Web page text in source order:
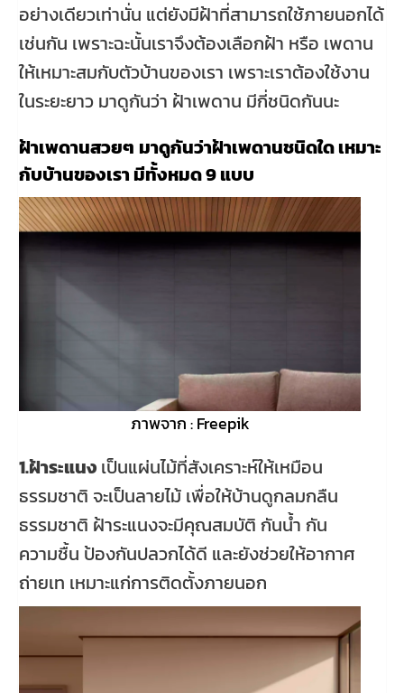
อย่างเดียวเท่านั่น แต่ยังมีฝ้าที่สามารถใช้ภายนอกได้
เช่นกัน เพราะฉะนั้นเราจึงต้องเลือกฝ้า หรือ เพดาน
ให้เหมาะสมกับตัวบ้านของเรา เพราะเราต้องใช้งาน
ในระยะยาว มาดูกันว่า ฝ้าเพดาน มีกี่ชนิดกันนะ
ฝ้าเพดานสวยๆ มาดูกันว่าฝ้าเพดานชนิดใด เหมาะ
กับบ้านของเรา มีทั้งหมด 9 แบบ
ภาพจาก : Freepik
1.ฝ้าระแนง เป็นแผ่นไม้ที่สังเคราะห์ให้เหมือน
ธรรมชาติ จะเป็นลายไม้ เพื่อให้บ้านดูกลมกลืน
ธรรมชาติ ฝ้าระแนงจะมีคุณสมบัติ กันน้ำ กัน
ความชื้น ป้องกันปลวกได้ดี และยังช่วยให้อากาศ
ถ่ายเท เหมาะแก่การติดตั้งภายนอก